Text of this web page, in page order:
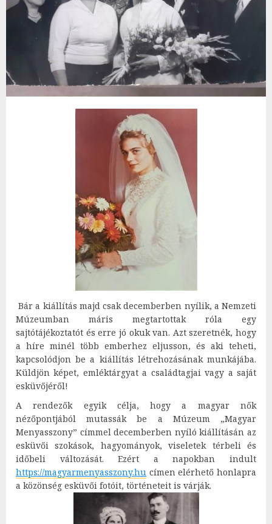
Bár a kiállítás majd csak decemberben nyílik, a Nemzeti
Múzeumban máris megtartottak róla egy
sajtótájékoztatót és erre jó okuk van. Azt szeretnék, hogy
a híre minél több emberhez eljusson, és aki teheti,
kapcsolódjon be a kiállítás létrehozásának munkájába.
Küldjön képet, emléktárgyat a családtagjai vagy a saját
esküvőjéről!
A rendezők egyik célja, hogy a magyar nők
nézőpontjából mutassák be a Múzeum „Magyar
Menyasszony” címmel decemberben nyíló kiállításán az
esküvői szokások, hagyományok, viseletek térbeli és
időbeli változását. Ezért a napokban indult
https://magyarmenyasszony.hu címen elérhető honlapra
a közönség esküvői fotóit, történeteit is várják.